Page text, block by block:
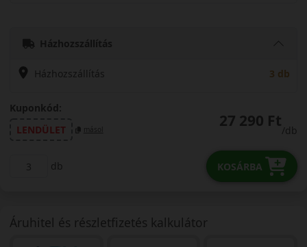
Házhozszállítás
Házhozszállítás 3 db
Kuponkód:
LENDÜLET
másol 27 290 Ft
/db
db KOSÁRBA
Áruhitel és részletfizetés kalkulátor